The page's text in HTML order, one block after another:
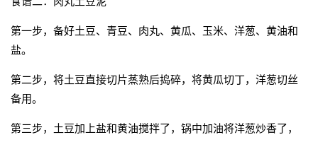
第一步，备好土豆、青豆、肉丸、黄瓜、玉米、洋葱、黄油和
盐。
第二步，将土豆直接切片蒸熟后捣碎，将黄瓜切丁，洋葱切丝
备用。
第三步，土豆加上盐和黄油搅拌了，锅中加油将洋葱炒香了，